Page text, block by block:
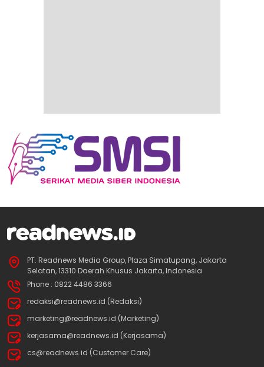
PT. Readnews Media Group, Plaza Simatupang, Jakarta
Selatan, 13310 Daerah Khusus Jakarta, Indonesia
Phone : 0822 4486 3366
redaksi@readnews.id (Redaksi)
marketing@readnews.id (Marketing)
kerjasama@readnews.id (Kerjasama)
cs@readnews.id (Customer Care)